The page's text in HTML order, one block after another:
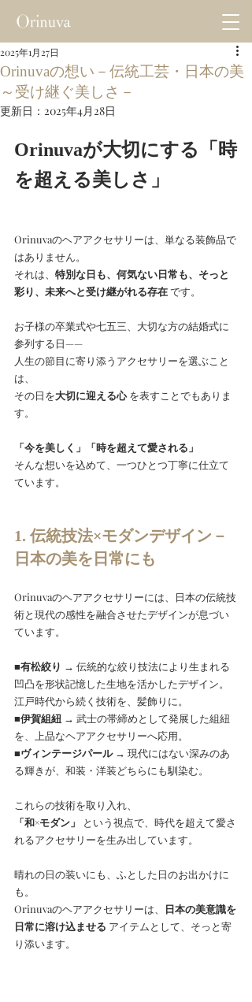
Orinuvaの想い－伝統工芸・日本の美
～受け継ぐ美しさ－
2025年1月27日
更新日： 2025年4月28日
Orinuvaが大切にする「時
を超える美しさ」
Orinuvaのヘアアクセサリーは、単なる装飾品で
はありません。
それは、 特別な日も、何気ない日常も、そっと
彩り、未来へと受け継がれる存在 です。
お子様の卒業式や七五三、大切な方の結婚式に
参列する日——
人生の節目に寄り添うアクセサリーを選ぶこと
は、
その日を大切に迎える心 を表すことでもありま
す。
「今を美しく」「時を超えて愛される」
そんな想いを込めて、一つひとつ丁寧に仕立て
ています。
1. 伝統技法×モダンデザイン－
日本の美を日常にも
Orinuvaのヘアアクセサリーには、日本の伝統技
術と現代の感性を融合させたデザインが息づい
ています。
■有松絞り → 伝統的な絞り技法により生まれる
凹凸を形状記憶した生地を活かしたデザイン。
江戸時代から続く技術を、髪飾りに。
■伊賀組紐 → 武士の帯締めとして発展した組紐
を、上品なヘアアクセサリーへ応用。
■ヴィンテージパール → 現代にはない深みのあ
る輝きが、和装・洋装どちらにも馴染む。
これらの技術を取り入れ、
「和×モダン」
という視点で、時代を超えて愛さ
れるアクセサリーを生み出しています。
晴れの日の装いにも、ふとした日のお出かけに
も。
Orinuvaのヘアアクセサリーは、
日本の美意識を
日常に溶け込ませる アイテムとして、そっと寄
り添います。